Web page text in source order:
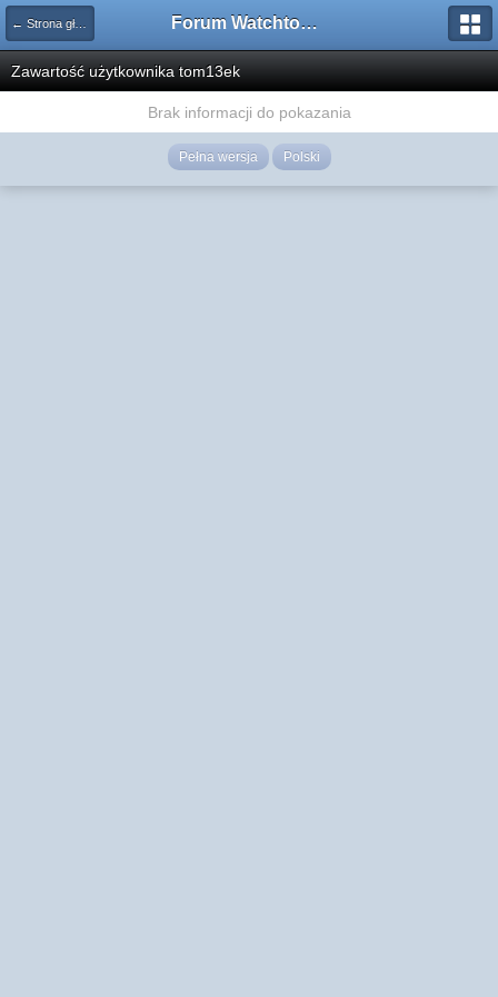
← Strona główna Forum Watchtower
Zawartość użytkownika tom13ek
Brak informacji do pokazania
Pełna wersja Polski